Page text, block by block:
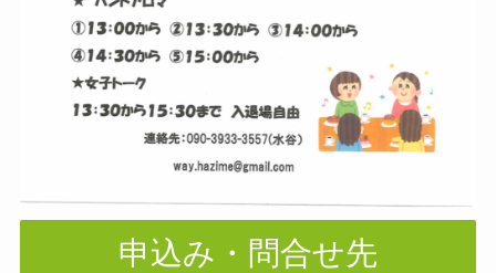
申込み・問合せ先